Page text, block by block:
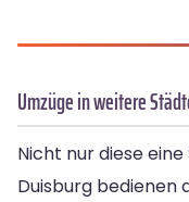
Umzüge in weitere
Nicht nur diese
Duisburg bedienen